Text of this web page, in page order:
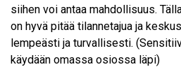
siihen voi antaa mahdollisuus.
on hyvä pitää tilannetajua ja
lempeästi ja turvallisesti.
käydään omassa osiossa läpi)